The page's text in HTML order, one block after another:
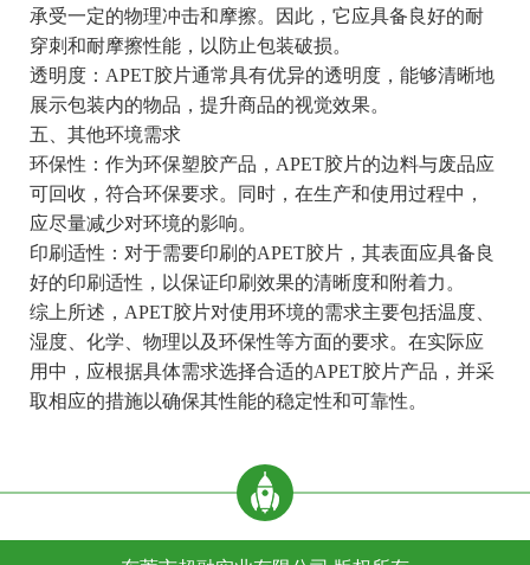
承受一定的物理冲击和摩擦。因此，它应具备良好的耐
穿刺和耐摩擦性能，以防止包装破损。
透明度：APET胶片通常具有优异的透明度，能够清晰地
展示包装内的物品，提升商品的视觉效果。
五、其他环境需求
环保性：作为环保塑胶产品，APET胶片的边料与废品应
可回收，符合环保要求。同时，在生产和使用过程中，
应尽量减少对环境的影响。
印刷适性：对于需要印刷的APET胶片，其表面应具备良
好的印刷适性，以保证印刷效果的清晰度和附着力。
综上所述，APET胶片对使用环境的需求主要包括温度、
湿度、化学、物理以及环保性等方面的要求。在实际应
用中，应根据具体需求选择合适的APET胶片产品，并采
取相应的措施以确保其性能的稳定性和可靠性。